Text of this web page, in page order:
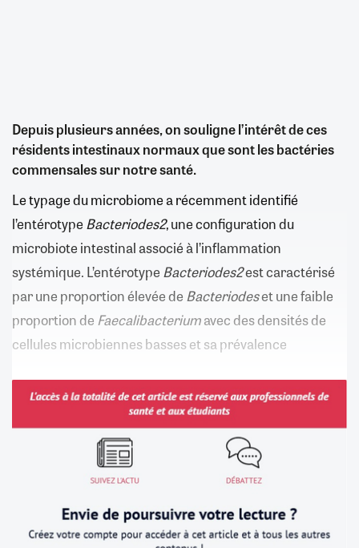
Depuis plusieurs années, on souligne l’intérêt de ces
résidents intestinaux normaux que sont les bactéries
commensales sur notre santé.
Le typage du microbiome a récemment identifié
l’entérotype Bacteriodes2, une configuration du
microbiote intestinal associé à l’inflammation
systémique. L’entérotype Bacteriodes2est caractérisé
par une proportion élevée de Bacteriodeset une faible
proportion de Faecalibacteriumavec des densités de
cellules microbiennes basses et sa prévalence